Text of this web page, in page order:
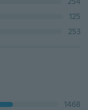
125
253
1468